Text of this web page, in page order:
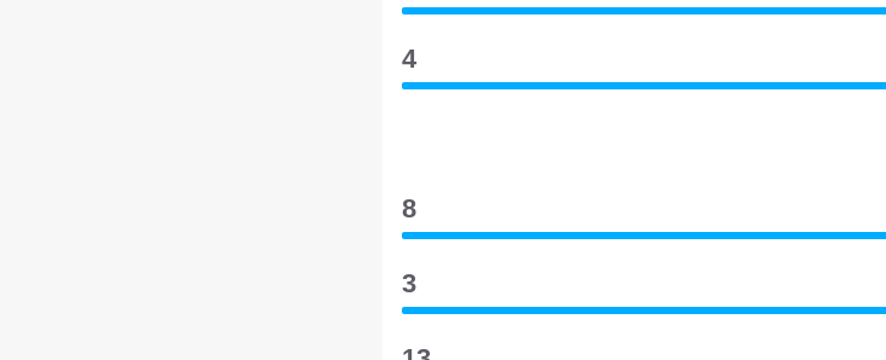
4
8
3